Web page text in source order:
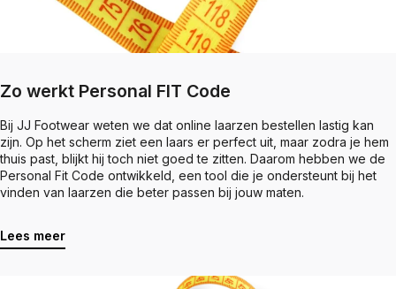
Zo werkt Personal FIT Code
Bij JJ Footwear weten we dat online laarzen bestellen lastig kan
zijn. Op het scherm ziet een laars er perfect uit, maar zodra je hem
thuis past, blijkt hij toch niet goed te zitten. Daarom hebben we de
Personal Fit Code ontwikkeld, een tool die je ondersteunt bij het
vinden van laarzen die beter passen bij jouw maten.
Lees meer